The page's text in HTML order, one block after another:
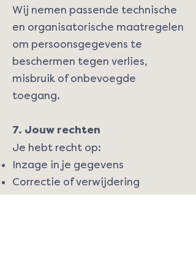
Wij nemen passende technische
en organisatorische maatregelen
om persoonsgegevens te
beschermen tegen verlies,
misbruik of onbevoegde
toegang.
7. Jouw rechten
Je hebt recht op:
Inzage in je gegevens
Correctie of verwijdering